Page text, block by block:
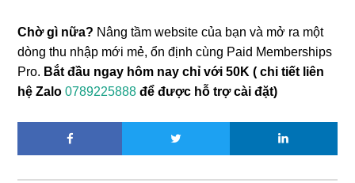
Chờ gì nữa? Nâng tầm website của bạn và mở ra một
dòng thu nhập mới mẻ, ổn định cùng Paid Memberships
Pro. Bắt đầu ngay hôm nay chỉ với 50K ( chi tiết liên
hệ Zalo0789225888 để được hỗ trợ cài đặt)